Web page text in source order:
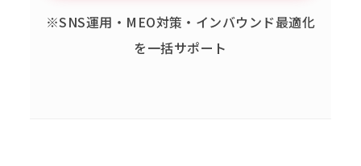
※SNS運用・MEO対策・インバウンド最適化
を一括サポート